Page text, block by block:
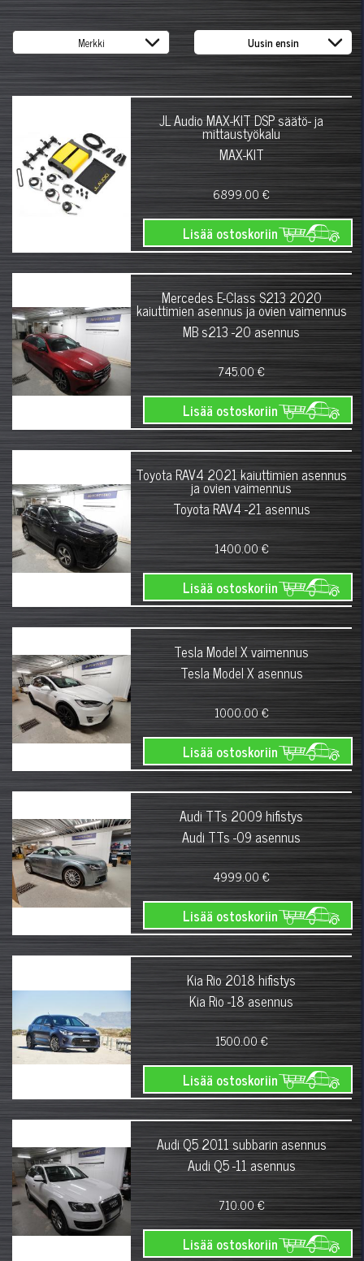
JL Audio MAX-KIT DSP säätö- ja
mittaustyökalu
MAX-KIT
6899.00 €
Lisää ostoskoriin
Mercedes E-Class S213 2020
kaiuttimien asennus ja ovien vaimennus
MB s213 -20 asennus
745.00 €
Lisää ostoskoriin
Toyota RAV4 2021 kaiuttimien asennus
ja ovien vaimennus
Toyota RAV4 -21 asennus
1400.00 €
Lisää ostoskoriin
Tesla Model X vaimennus
Tesla Model X asennus
1000.00 €
Lisää ostoskoriin
Audi TTs 2009 hifistys
Audi TTs -09 asennus
4999.00 €
Lisää ostoskoriin
Kia Rio 2018 hifistys
Kia Rio -18 asennus
1500.00 €
Lisää ostoskoriin
Audi Q5 2011 subbarin asennus
Audi Q5 -11 asennus
710.00 €
Lisää ostoskoriin